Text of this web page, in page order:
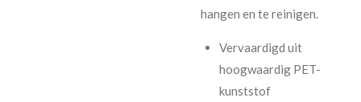
hangen en te reinigen.
Vervaardigd uit
hoogwaardig PET-
kunststof